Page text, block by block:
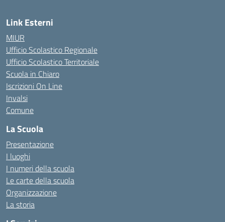
Link Esterni
MIUR
Ufficio Scolastico Regionale
Ufficio Scolastico Territoriale
Scuola in Chiaro
Iscrizioni On Line
Invalsi
Comune
La Scuola
Presentazione
I luoghi
I numeri della scuola
Le carte della scuola
Organizzazione
La storia